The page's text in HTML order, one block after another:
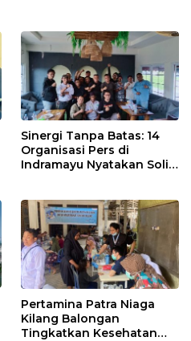
Sinergi Tanpa Batas: 14
Organisasi Pers di
Indramayu Nyatakan Solid
Pertamina Patra Niaga
Kilang Balongan
Tingkatkan Kesehatan